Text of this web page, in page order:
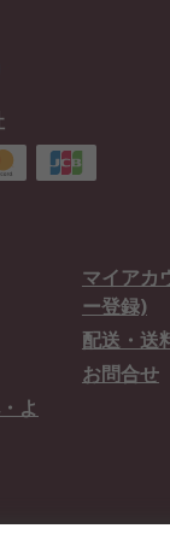
マイアカ
ー登録)
配送・送
お問合せ
よ